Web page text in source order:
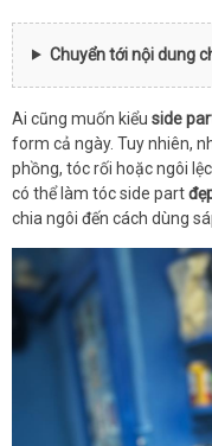
Chuyển tới nội dung
Ai cũng muốn kiểu side
form cả ngày. Tuy nhiên,
phồng, tóc rối hoặc ngôi
có thể làm tóc side part
chia ngôi đến cách dùng